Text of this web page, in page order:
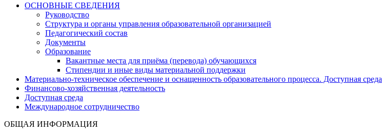
ОСНОВНЫЕ СВЕДЕНИЯ
Руководство
Структура и органы управления образовательной организацией
Педагогический состав
Документы
Образование
Вакантные места для приёма (перевода) обучающихся
Стипендии и иные виды материальной поддержки
Материально-техническое обеспечение и оснащенность образовательного процесса. Доступная среда
Финансово-хозяйственная деятельность
Доступная среда
Международное сотрудничество
ОБЩАЯ ИНФОРМАЦИЯ